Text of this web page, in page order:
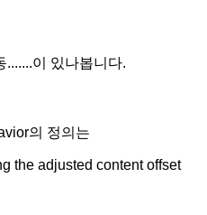
.......이 있나봅니다.
의 정의는
the adjusted content offset